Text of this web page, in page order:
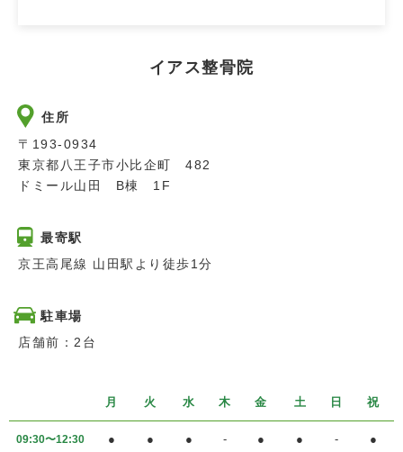
イアス整骨院
住所
〒193-0934
東京都八王子市小比企町 482
ドミール山田 B棟 1F
最寄駅
京王高尾線 山田駅より徒歩1分
駐車場
店舗前：2台
月 火 水 木 金 土 日 祝
09:30〜12:30 ● ● ● - ● ● - ●